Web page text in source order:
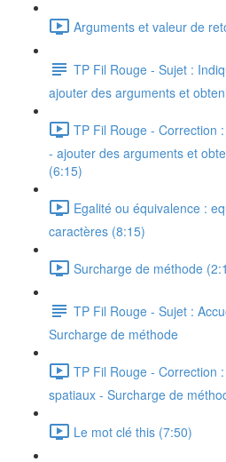
Arguments et valeur de
TP Fil Rouge - Sujet :
ajouter des arguments et
TP Fil Rouge - Correction
- ajouter des arguments et
(6:15)
Egalité ou équivalence :
caractères (8:15)
Surcharge de méthode
TP Fil Rouge - Sujet :
Surcharge de méthode
TP Fil Rouge - Correction
spatiaux - Surcharge de
Le mot clé this (7:50)